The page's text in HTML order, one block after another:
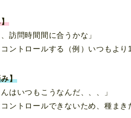
】
訪問時間間に合うかな」
ントロールする（例）いつもより
】
はいつもこうなんだ、、、」
ントロールできないため、種まき